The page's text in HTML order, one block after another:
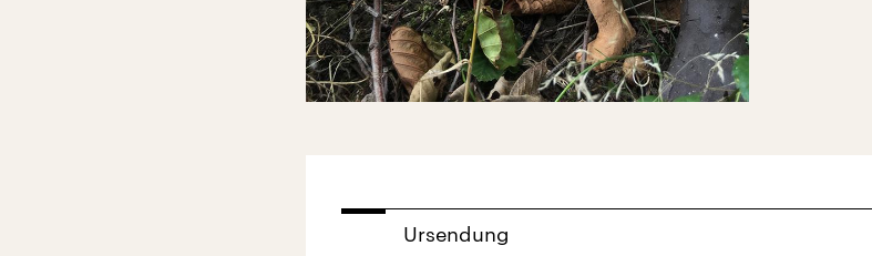
Ursendung